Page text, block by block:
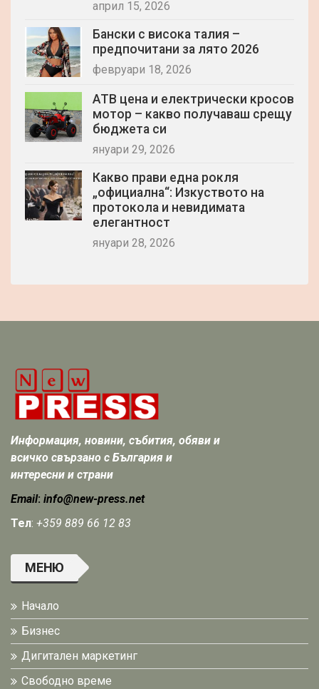
април 15, 2026
Бански с висока талия –
предпочитани за лято 2026
февруари 18, 2026
АТВ цена и електрически кросов
мотор – какво получаваш срещу
бюджета си
януари 29, 2026
Какво прави една рокля
„официална“: Изкуството на
протокола и невидимата
елегантност
януари 28, 2026
Информация, новини, събития, обяви и
всичко свързано с България и
интересни и страни
Email: info@new-press.net
Тел: +359 889 66 12 83
МЕНЮ
Начало
Бизнес
Дигитален маркетинг
Свободно време